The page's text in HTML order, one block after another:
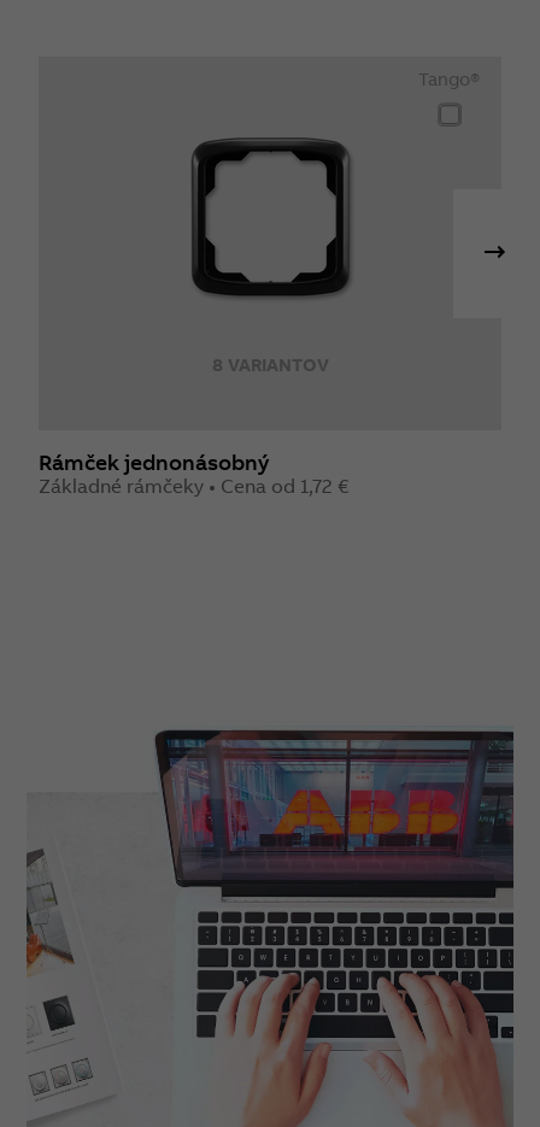
8 VARIANTOV
Tango®
Rámček jednonásobný
Základné rámčeky • Cena od 1,72 €